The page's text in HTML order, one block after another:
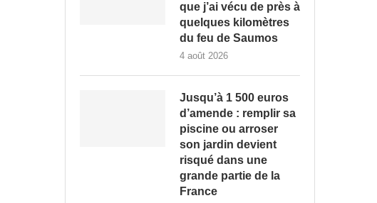
que j’ai vécu de près à
quelques kilomètres
du feu de Saumos
4 août 2026
Jusqu’à 1 500 euros
d’amende : remplir sa
piscine ou arroser
son jardin devient
risqué dans une
grande partie de la
France